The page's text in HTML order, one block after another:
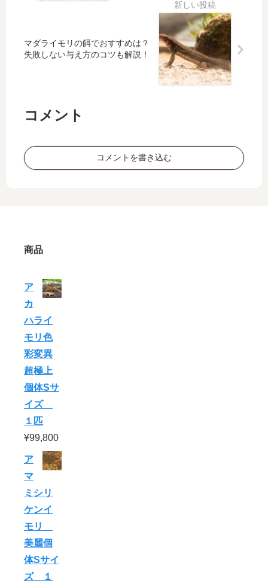
ポイ
ント
を徹
底解
説
マダライモリの餌でおすすめは？
失敗しない与え方のコツも解説！
コメント
コメントを書き込む
商品
ア
カ
ハライ
モリ色
彩変異
超極上
個体Sサ
イズ
１匹
¥99,800
ア
マ
ミシリ
ケンイ
モリ
美麗個
体Sサイ
ズ １